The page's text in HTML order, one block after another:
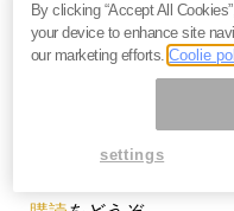
葉であり、これを使っ
い。（『世に倦む日日
By clicking “Accept All
your device to enhance site
our marketing efforts.Coolie
settings